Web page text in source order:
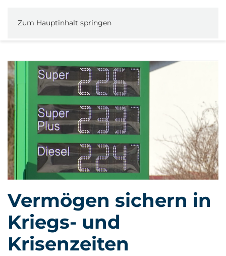
Zum Hauptinhalt springen
Vermögen sichern in
Kriegs- und
Krisenzeiten